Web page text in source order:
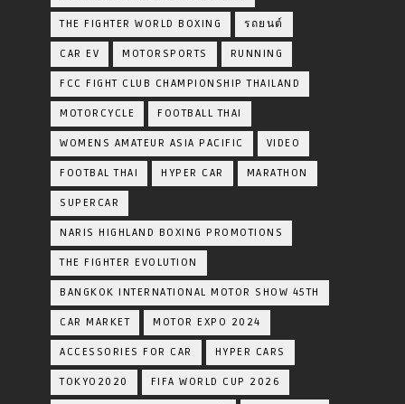
THE FIGHTER WORLD BOXING รถยนต์
CAR EV MOTORSPORTS RUNNING
FCC FIGHT CLUB CHAMPIONSHIP THAILAND
MOTORCYCLE FOOTBALL THAI
WOMENS AMATEUR ASIA PACIFIC VIDEO
FOOTBAL THAI HYPER CAR MARATHON
SUPERCAR
NARIS HIGHLAND BOXING PROMOTIONS
THE FIGHTER EVOLUTION
BANGKOK INTERNATIONAL MOTOR SHOW 45TH
CAR MARKET MOTOR EXPO 2024
ACCESSORIES FOR CAR HYPER CARS
TOKYO2020 FIFA WORLD CUP 2026